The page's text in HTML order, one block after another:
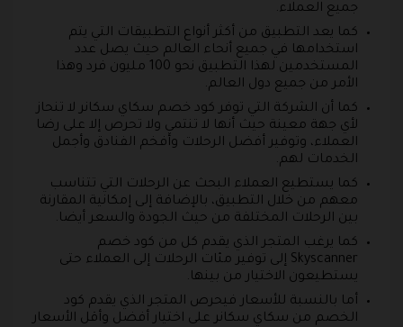
جميع العملاء.
كما يعد التطبيق من أكثر أنواع التطبيقات التي يتم
استخدامها في جميع أنحاء العالم حيث يصل عدد
المستخدمين لهذا التطبيق نحو 100 مليون فرد وهذا
الأمر من جميع دول العالم.
كما أن الشركة التي توفر كود خصم سكاي سكانر لا تنحاز
لأي جهة معينة حيث أنها لا تنتمي ولا تحرص إلا على رضا
العملاء، وتوفير أفضل الرحلات وأفخم الفنادق وأجمل
الخدمات لهم.
كما يستطيع العملاء البحث عن الرحلات التي تتناسب
معهم من خلال التطبيق، بالإضافة إلى إمكانية المقارنة
بين الرحلات المختلفة من حيث الجودة والسعر أيضا.
كما يرغب المتجر الذي يقدم كل من كود خصم
Skyscanner إلى توفير مئات الرحلات إلى العملاء حتى
يستطيعون الاختيار من بينها.
أما بالنسبة للأسعار فيحرص المتجر الذي يقدم كود
الخصم من سكاي سكانر على اختيار أفضل وأقل الأسعار